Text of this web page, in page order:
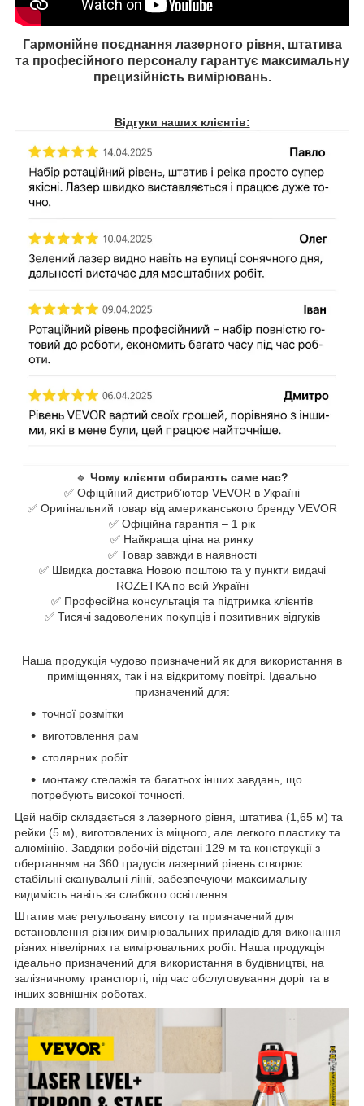
Гармонійне поєднання лазерного рівня,​ штатива
та професійного персоналу гарантує максимальну
прецизійність вимірювань.
Відгуки наших клієнтів:
🔹 Чому клієнти обирають саме нас?
✅ Офіційний дистриб’ютор VEVOR в Україні
✅ Оригінальний товар від американського бренду VEVOR
✅ Офіційна гарантія –​ 1 рік
✅ Найкраща ціна на ринку
✅ Товар завжди в наявності
✅ Швидка доставка Новою поштою та у пункти видачі
ROZETKA по всій Україні
✅ Професійна консультація та підтримка клієнтів
✅ Тисячі задоволених покупців і позитивних відгуків
Наша продукція чудово призначений як для використання в
приміщеннях,​ так і на відкритому повітрі.​ Ідеально
призначений для:
точної розмітки
виготовлення рам
столярних робіт
монтажу стелажів та багатьох інших завдань,​ що
потребують високої точності.
Цей набір складається з лазерного рівня,​ штатива (1,65 м)​ та
рейки (5 м),​ виготовлених із міцного,​ але легкого пластику та
алюмінію.​ Завдяки робочій відстані 129 м та конструкції з
обертанням на 360 градусів лазерний рівень створює
стабільні сканувальні лінії,​ забезпечуючи максимальну
видимість навіть за слабкого освітлення.
Штатив має регульовану висоту та призначений для
встановлення різних вимірювальних приладів для виконання
різних нівелірних та вимірювальних робіт.​ Наша продукція
ідеально призначений для використання в будівництві,​ на
залізничному транспорті,​ під час обслуговування доріг та в
інших зовнішніх роботах.